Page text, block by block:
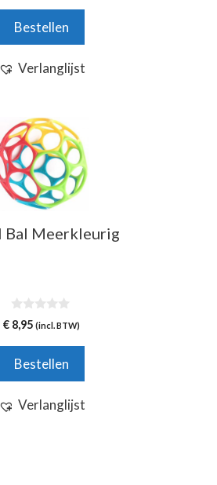
5Bestellen
Verlanglijst
Bal Meerkleurig
0
v
5
€ 8,95 (incl. BTW)
Bestellen
Verlanglijst